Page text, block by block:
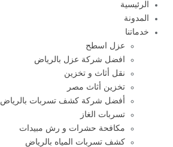
الرئيسية
المدونة
خدماتنا
عزل اسطح
افضل شركة عزل بالرياض
نقل أثاث و تخزين
تخزين أثاث مصر
أفضل شركة كشف تسربات بالرياض
تسربات الغاز
مكافحة حشرات و رش مبيدات
كشف تسربات المياه بالرياض